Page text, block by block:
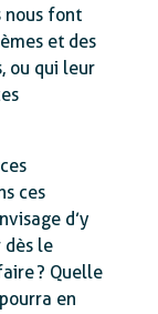
nous font
et des
ou qui leur
ces
d’y
dès le
? Quelle
en